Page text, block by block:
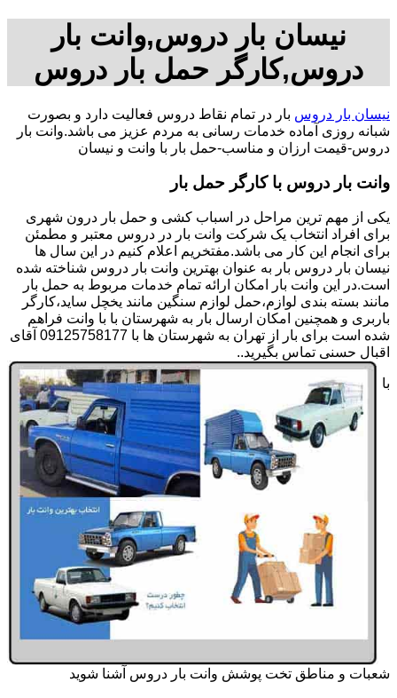
نیسان بار دروس,وانت بار
دروس,کارگر حمل بار دروس
نیسان بار دروس بار در تمام نقاط دروس فعالیت دارد و بصورت
شبانه روزی آماده خدمات رسانی به مردم عزیز می باشد.وانت بار
دروس-قیمت ارزان و مناسب-حمل بار با وانت و نیسان
وانت بار دروس با کارگر حمل بار
یکی از مهم ترین مراحل در اسباب کشی و حمل بار درون شهری
برای افراد انتخاب یک شرکت وانت بار در دروس معتبر و مطمئن
برای انجام این کار می باشد.مفتخریم اعلام کنیم در این سال ها
نیسان بار دروس بار به عنوان بهترین وانت بار دروس شناخته شده
است.در این وانت بار امکان ارائه تمام خدمات مربوط به حمل بار
مانند بسته بندی لوازم،حمل لوازم سنگین مانند یخچل ساید،کارگر
باربری و همچنین امکان ارسال بار به شهرستان با با وانت فراهم
شده است برای بار از تهران به شهرستان ها با 09125758177 آقای
اقبال حسنی تماس بگیرید..
با
شعبات و مناطق تخت پوشش وانت بار دروس آشنا شوید